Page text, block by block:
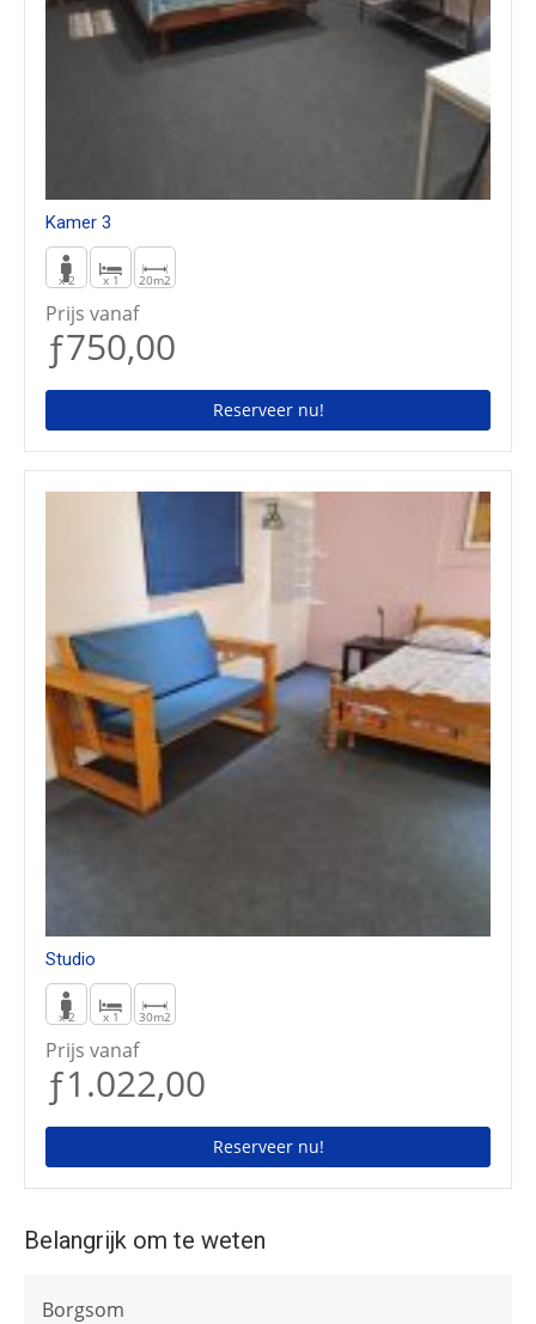
Kamer 3
x 2 x 1 20m2
Prijs vanaf
ƒ750,00
Reserveer nu!
Studio
x 2 x 1 30m2
Prijs vanaf
ƒ1.022,00
Reserveer nu!
Belangrijk om te weten
Borgsom